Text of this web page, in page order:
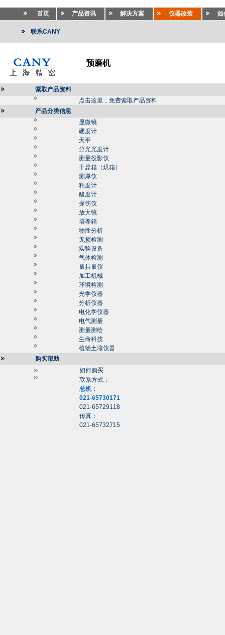
首页 产品资讯 解决方案 仪器改装 如
联系CANY
预磨机
索取产品资料
点击这里，免费索取产品资料
产品分类信息
显微镜
硬度计
天平
分光光度计
测量投影仪
干燥箱（烘箱）
测厚仪
粘度计
酸度计
探伤仪
放大镜
培养箱
物性分析
无损检测
实验设备
气体检测
量具量仪
加工机械
环境检测
光学仪器
分析仪器
电化学仪器
电气测量
测量测绘
生命科技
植物土壤仪器
购买帮助
如何购买
联系方式：
总机：
021-65730171
021-65729118
传真：
021-65732715